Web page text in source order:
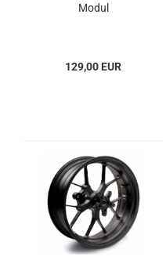
Modul
129,00 EUR